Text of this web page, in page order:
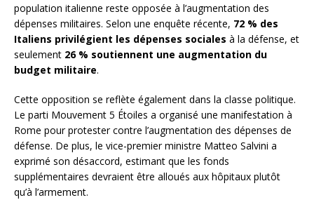
population italienne reste opposée à l’augmentation des
dépenses militaires. Selon une enquête récente, 72 % des
Italiens privilégient les dépenses sociales à la défense, et
seulement 26 % soutiennent une augmentation du
budget militaire.
Cette opposition se reflète également dans la classe politique.
Le parti Mouvement 5 Étoiles a organisé une manifestation à
Rome pour protester contre l’augmentation des dépenses de
défense. De plus, le vice-premier ministre Matteo Salvini a
exprimé son désaccord, estimant que les fonds
supplémentaires devraient être alloués aux hôpitaux plutôt
qu’à l’armement.